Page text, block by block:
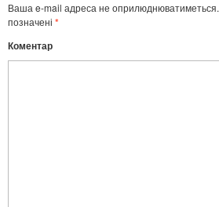
Ваша e-mail адреса не оприлюднюватиметься.
позначені *
Коментар